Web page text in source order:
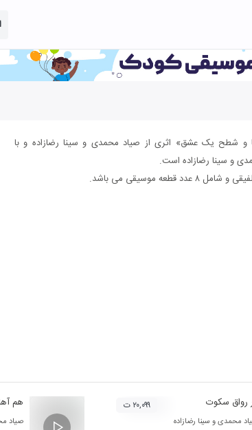
و شطح یک عشق» اثری از صیاد محمدی و سینا رضازاده و با
و سینا رضازاده است.
قطعه موسیقی می باشد.
رواق سکوت
محمدیو سینا رضازاده
۲۰,۰۹۹ ت هم
صیاد